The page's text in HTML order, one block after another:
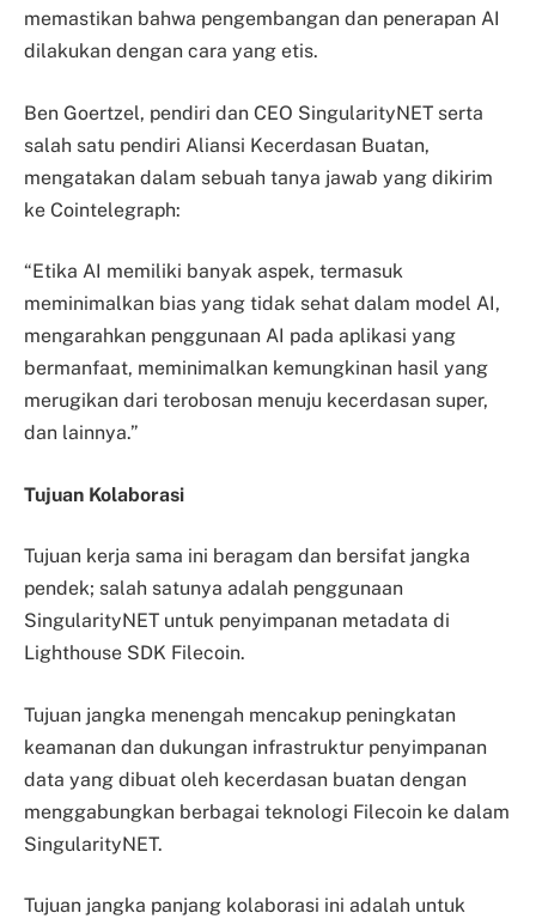
memastikan bahwa pengembangan dan penerapan AI
dilakukan dengan cara yang etis.
Ben Goertzel, pendiri dan CEO SingularityNET serta
salah satu pendiri Aliansi Kecerdasan Buatan,
mengatakan dalam sebuah tanya jawab yang dikirim
ke Cointelegraph:
“Etika AI memiliki banyak aspek, termasuk
meminimalkan bias yang tidak sehat dalam model AI,
mengarahkan penggunaan AI pada aplikasi yang
bermanfaat, meminimalkan kemungkinan hasil yang
merugikan dari terobosan menuju kecerdasan super,
dan lainnya.”
Tujuan Kolaborasi
Tujuan kerja sama ini beragam dan bersifat jangka
pendek; salah satunya adalah penggunaan
SingularityNET untuk penyimpanan metadata di
Lighthouse SDK Filecoin.
Tujuan jangka menengah mencakup peningkatan
keamanan dan dukungan infrastruktur penyimpanan
data yang dibuat oleh kecerdasan buatan dengan
menggabungkan berbagai teknologi Filecoin ke dalam
SingularityNET.
Tujuan jangka panjang kolaborasi ini adalah untuk